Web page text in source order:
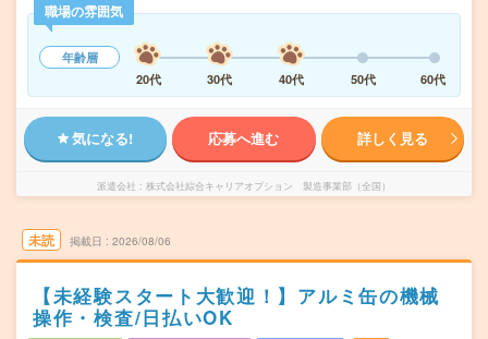
職場の雰囲気
年齢層
20代
30代 40代 50代 60代
気になる! 応募へ進む 詳しく見る
派遣会社 株式会社綜合キャリアオプション 製造事業部（全国）
未読 掲載日 2026/08/06
【未経験スタート大歓迎！】アルミ缶の機械
操作・検査/日払いOK